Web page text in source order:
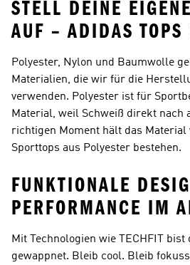
STELL DEINE
AUF – ADIDAS TOPS
Polyester, Nylon und Baumwolle
Materialien, die wir für die
verwenden. Polyester ist für
Material, weil Schweiß direkt nach
richtigen Moment hält das
Sporttops aus Polyester bestehen.
FUNKTIONALE
PERFORMANCE IM
Mit Technologien wie TECHFIT
gewappnet. Bleib cool. Bleib